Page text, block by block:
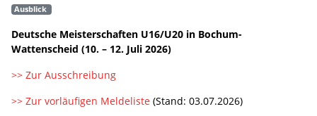
Ausblick
Deutsche Meisterschaften U16/U20 in Bochum-
Wattenscheid (10. – 12. Juli 2026)
>> Zur Ausschreibung
>> Zur vorläufigen Meldeliste (Stand: 03.07.2026)